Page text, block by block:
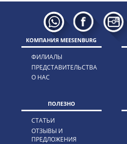
КОМПАНИЯ MEESENBURG
ФИЛИАЛЫ
ПРЕДСТАВИТЕЛЬСТВА
О НАС
ПОЛЕЗНО
СТАТЬИ
ОТЗЫВЫ И
ПРЕДЛОЖЕНИЯ